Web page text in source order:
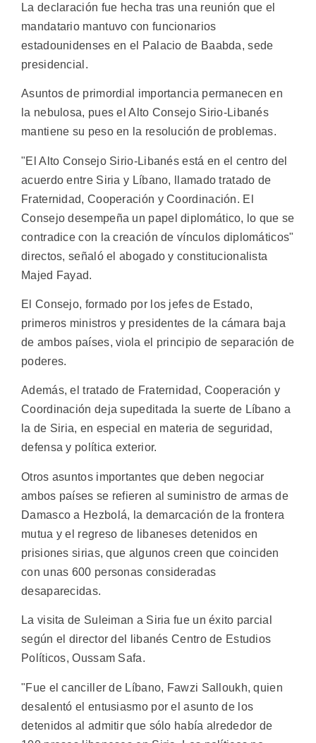
La declaración fue hecha tras una reunión que el
mandatario mantuvo con funcionarios
estadounidenses en el Palacio de Baabda, sede
presidencial.
Asuntos de primordial importancia permanecen en
la nebulosa, pues el Alto Consejo Sirio-Libanés
mantiene su peso en la resolución de problemas.
"El Alto Consejo Sirio-Libanés está en el centro del
acuerdo entre Siria y Líbano, llamado tratado de
Fraternidad, Cooperación y Coordinación. El
Consejo desempeña un papel diplomático, lo que se
contradice con la creación de vínculos diplomáticos"
directos, señaló el abogado y constitucionalista
Majed Fayad.
El Consejo, formado por los jefes de Estado,
primeros ministros y presidentes de la cámara baja
de ambos países, viola el principio de separación de
poderes.
Además, el tratado de Fraternidad, Cooperación y
Coordinación deja supeditada la suerte de Líbano a
la de Siria, en especial en materia de seguridad,
defensa y política exterior.
Otros asuntos importantes que deben negociar
ambos países se refieren al suministro de armas de
Damasco a Hezbolá, la demarcación de la frontera
mutua y el regreso de libaneses detenidos en
prisiones sirias, que algunos creen que coinciden
con unas 600 personas consideradas
desaparecidas.
La visita de Suleiman a Siria fue un éxito parcial
según el director del libanés Centro de Estudios
Políticos, Oussam Safa.
"Fue el canciller de Líbano, Fawzi Salloukh, quien
desalentó el entusiasmo por el asunto de los
detenidos al admitir que sólo había alrededor de